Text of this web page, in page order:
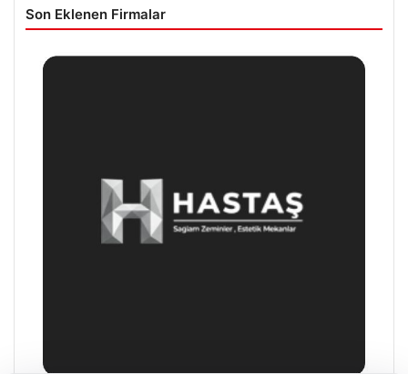
Son Eklenen Firmalar